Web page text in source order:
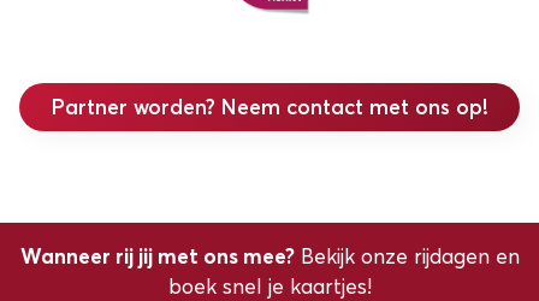
Partner worden? Neem contact met ons op!
Wanneer rij jij met ons mee?Bekijk onze rijdagen en
boek snel je kaartjes!